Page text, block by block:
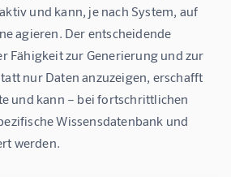
und kann, je nach System, auf
agieren. Der entscheidende
Fähigkeit zur Generierung und zur
nur Daten anzuzeigen, erschafft
und kann – bei fortschrittlichen
Wissensdatenbank und
werden.